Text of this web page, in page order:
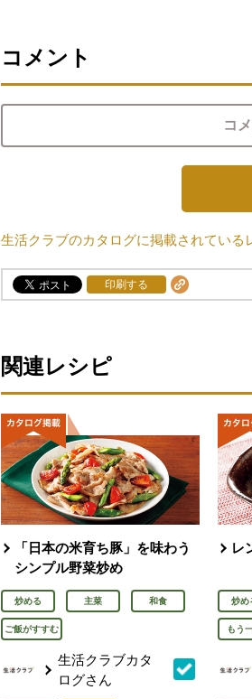
コメント
コ
生活クラブのカタログに掲載されている
印刷する
関連レシピ
「日本の米育ち豚」を味わう
シンプル野菜炒め
炒める 主菜 和食
ご飯がすすむ
生活クラブカタ
ログさん
レ
炒め
もう